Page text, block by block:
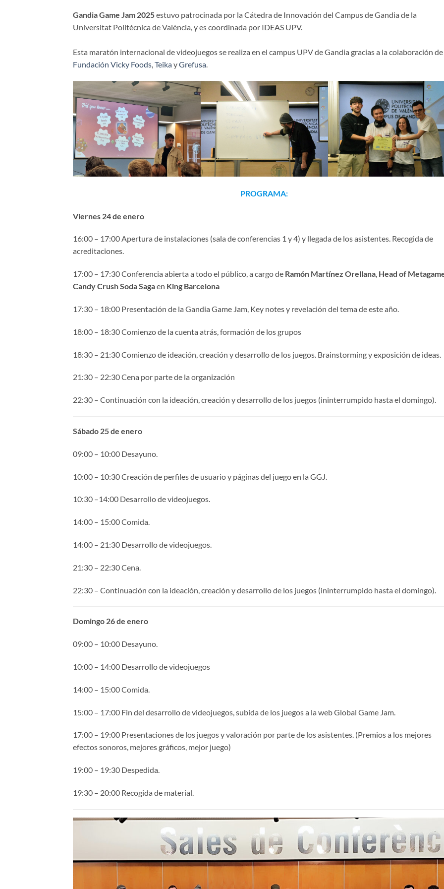
Gandia Game Jam 2025estuvo patrocinada por la Cátedra de Innovación del Campus de Gandia de la
Universitat Politécnica de València, y es coordinada por IDEAS UPV.
Esta maratón internacional de videojuegos se realiza en el campus UPV de Gandia gracias a la colaboración
Fundación Vicky Foods,TeikayGrefusa.
PROGRAMA:
Viernes 24 de enero
16:00 – 17:00 Apertura de instalaciones (sala de conferencias 1 y 4) y llegada de los asistentes. Recogida de
acreditaciones.
17:00 – 17:30 Conferencia abierta a todo el público, a cargo de Ramón Martínez Orellana, Head of
Candy Crush Soda Sagaen King Barcelona
17:30 – 18:00 Presentación de la Gandia Game Jam, Key notes y revelación del tema de este año.
18:00 – 18:30 Comienzo de la cuenta atrás, formación de los grupos
18:30 – 21:30 Comienzo de ideación, creación y desarrollo de los juegos. Brainstorming y exposición de ideas.
21:30 – 22:30 Cena por parte de la organización
22:30 – Continuación con la ideación, creación y desarrollo de los juegos (ininterrumpido hasta el domingo).
Sábado 25 de enero
09:00 – 10:00 Desayuno.
10:00 – 10:30 Creación de perfiles de usuario y páginas del juego en la GGJ.
10:30 –14:00 Desarrollo de videojuegos.
14:00 – 15:00 Comida.
14:00 – 21:30 Desarrollo de videojuegos.
21:30 – 22:30 Cena.
22:30 – Continuación con la ideación, creación y desarrollo de los juegos (ininterrumpido hasta el domingo).
Domingo 26 de enero
09:00 – 10:00 Desayuno.
10:00 – 14:00 Desarrollo de videojuegos
14:00 – 15:00 Comida.
15:00 – 17:00 Fin del desarrollo de videojuegos, subida de los juegos a la web Global Game Jam.
17:00 – 19:00 Presentaciones de los juegos y valoración por parte de los asistentes. (Premios a los mejores
efectos sonoros, mejores gráficos, mejor juego)
19:00 – 19:30 Despedida.
19:30 – 20:00 Recogida de material.